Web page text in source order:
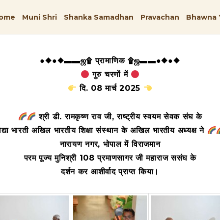
Muni Shri Shanka Samadhan Pravachan Bhawna
●◆●◆▬▬ஜ۩ प्रामाणिक ۩ஜ▬▬●◆●◆
गुरु चरणों में
दि. 08 मार्च 2025
श्री डी. रामकृष्ण राव जी, राष्ट्रीय स्वयम सेवक संघ के
भारती अखिल भारतीय शिक्षा संस्थान के अखिल भारतीय अध्यक्ष ने
नारायण नगर, भोपाल में विराजमान
परम पूज्य मुनिश्री 108 प्रमाणसागर जी महाराज ससंघ के
दर्शन कर आशीर्वाद प्राप्त किया।